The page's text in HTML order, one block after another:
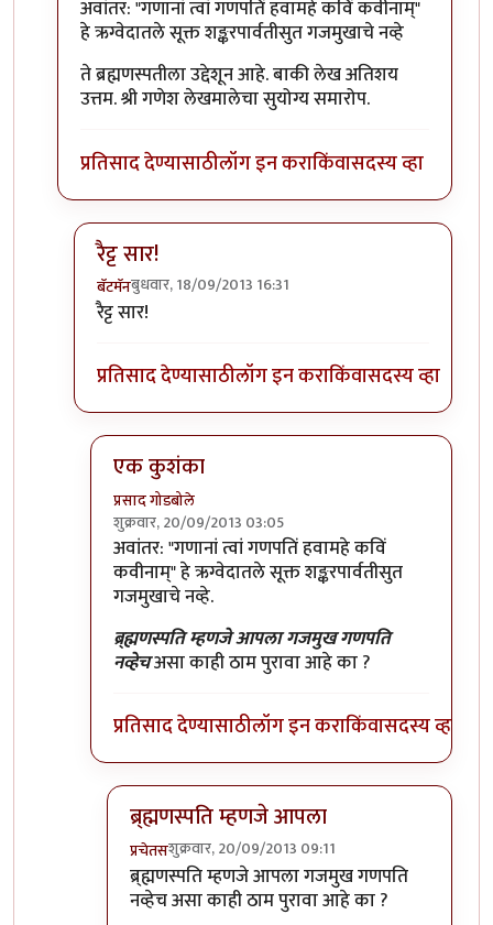
In reply toलेख मस्त आवडला. संक्षिप्तbyबॅटमॅन
अवांतर: "गणानां त्वां गणपतिं हवामहे कविं कवीनाम्"
हे ऋग्वेदातले सूक्त शङ्करपार्वतीसुत गजमुखाचे नव्हे
ते ब्रह्मणस्पतीला उद्देशून आहे. बाकी लेख अतिशय
उत्तम. श्री गणेश लेखमालेचा सुयोग्य समारोप.
प्रतिसाद देण्यासाठीलॉग इन कराकिंवासदस्य व्हा
रैट्ट सार!
बॅटमॅनबुधवार, 18/09/2013 16:31
In reply to
रैट्ट सार!
प्रतिसाद देण्यासाठीलॉग इन कराकिंवासदस्य व्हा
एक कुशंका
प्रसाद गोडबोले
शुक्रवार, 20/09/2013 03:05
In reply toरैट्ट सार!byबॅटमॅन
अवांतर: "गणानां त्वां गणपतिं हवामहे कविं
कवीनाम्" हे ऋग्वेदातले सूक्त शङ्करपार्वतीसुत
गजमुखाचे नव्हे.
ब्र्ह्मणस्पति म्हणजे आपला गजमुख गणपति
नव्हेचअसा काही ठाम पुरावा आहे का ?
प्रतिसाद देण्यासाठीलॉग इन कराकिंवासदस्य व्हा
ब्र्ह्मणस्पति म्हणजे आपला
प्रचेतसशुक्रवार, 20/09/2013 09:11
In reply toएक कुशंकाbyप्रसाद गोडबोले
ब्र्ह्मणस्पति म्हणजे आपला गजमुख गणपति
नव्हेच असा काही ठाम पुरावा आहे का ?